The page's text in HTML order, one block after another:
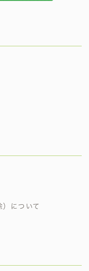
）について